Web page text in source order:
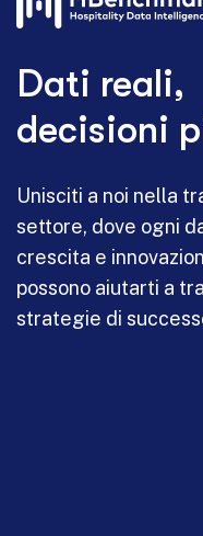
Dati reali,
decisioni
Unisciti a noi nella
settore, dove ogni
crescita e
possono aiutarti a
strategie di